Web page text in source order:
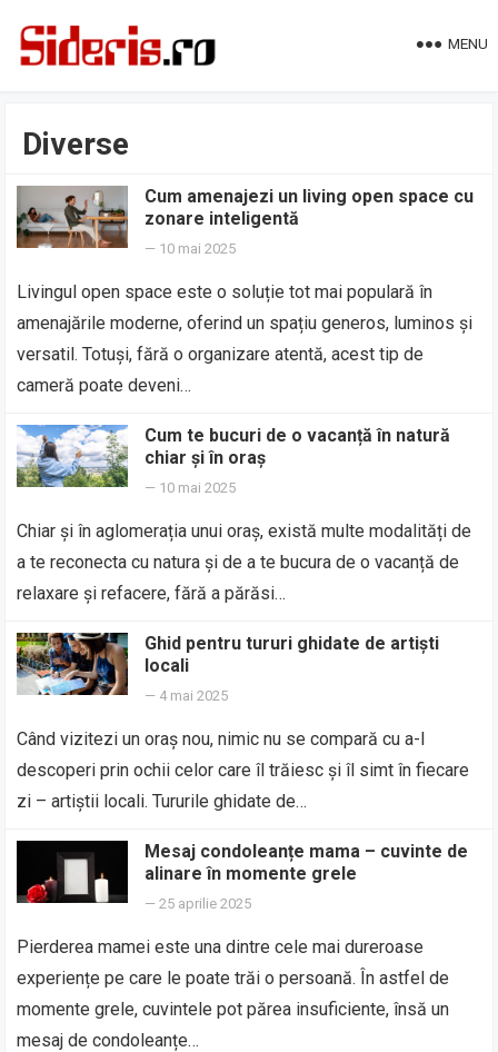
MENU
Diverse
Cum amenajezi un living open space cu
zonare inteligentă
— 10 mai 2025
Livingul open space este o soluție tot mai populară în
amenajările moderne, oferind un spațiu generos, luminos și
versatil. Totuși, fără o organizare atentă, acest tip de
cameră poate deveni…
Cum te bucuri de o vacanță în natură
chiar și în oraș
— 10 mai 2025
Chiar și în aglomerația unui oraș, există multe modalități de
a te reconecta cu natura și de a te bucura de o vacanță de
relaxare și refacere, fără a părăsi…
Ghid pentru tururi ghidate de artiști
locali
— 4 mai 2025
Când vizitezi un oraș nou, nimic nu se compară cu a-l
descoperi prin ochii celor care îl trăiesc și îl simt în fiecare
zi – artiștii locali. Tururile ghidate de…
Mesaj condoleanțe mama – cuvinte de
alinare în momente grele
—25 aprilie 2025
Pierderea mamei este una dintre cele mai dureroase
experiențe pe care le poate trăi o persoană. În astfel de
momente grele, cuvintele pot părea insuficiente, însă un
mesaj de condoleanțe…